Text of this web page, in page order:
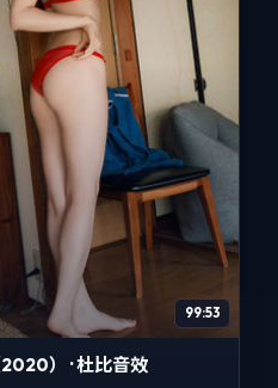
99:53
） · 杜比音效